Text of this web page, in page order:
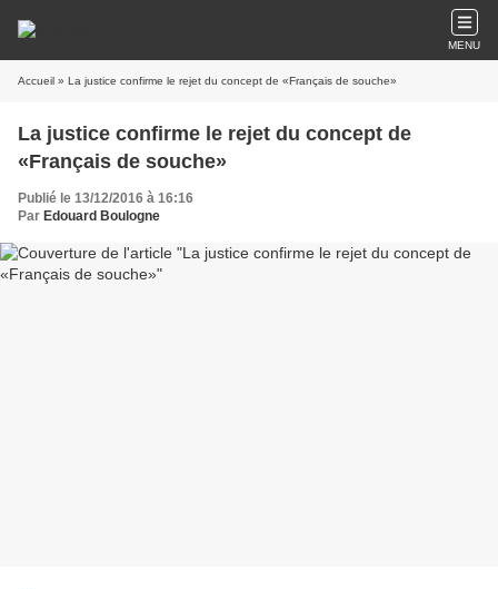
MENU
Accueil » La justice confirme le rejet du concept de «Français de souche»
La justice confirme le rejet du concept de
«Français de souche»
Publié le 13/12/2016 à 16:16
Par Edouard Boulogne